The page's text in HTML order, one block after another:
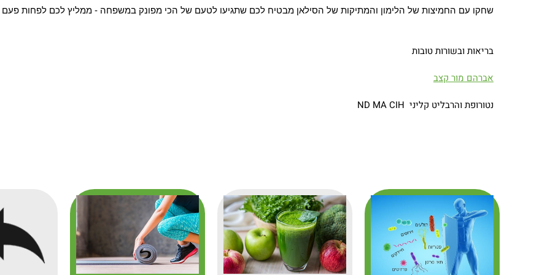
שחקו עם החמיצות של הלימון והמתיקות של הסילאן מבטיח לכם שתגיעו לטעם של הכי מפונק במשפחה - ממליץ לכם לפחות
בריאות ובשורות טובות
אברהם מור קצב
נטורופת והרבליט קליני ND MA CIH